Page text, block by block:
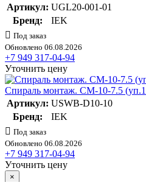
Артикул: UGL20-001-01
Бренд:
IEK
Под заказ
Обновлено 06.08.2026
+7 949 317-04-94
Уточнить цену
Спираль монтаж. СМ-10-7.5
Артикул: USWB-D10-10
Бренд:
IEK
Под заказ
Обновлено 06.08.2026
+7 949 317-04-94
Уточнить цену
×